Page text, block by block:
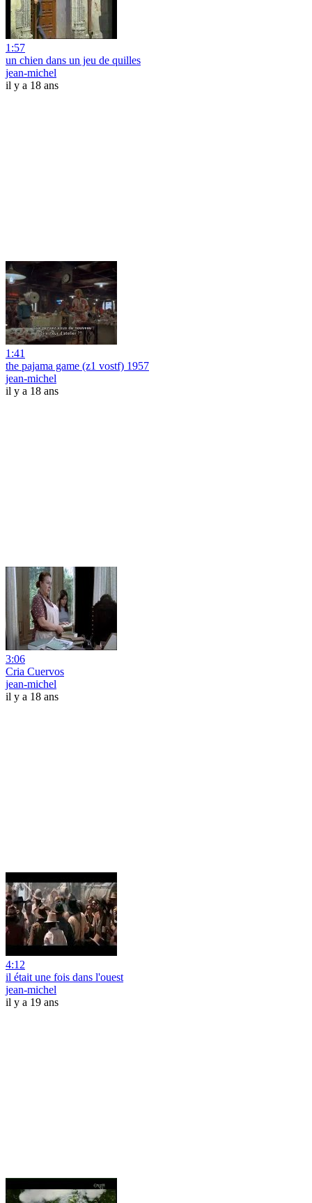
1:57
un chien dans un jeu de quilles
jean-michel
il y a 18 ans
1:41
the pajama game (z1 vostf) 1957
jean-michel
il y a 18 ans
3:06
Cria Cuervos
jean-michel
il y a 18 ans
4:12
il était une fois dans l'ouest
jean-michel
il y a 19 ans